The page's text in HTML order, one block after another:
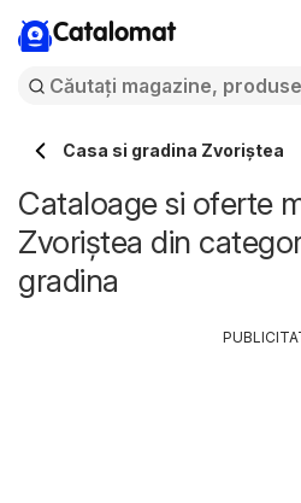
Catalomat
Casa si gradina Zvoriştea
Cataloage si oferte
Zvoriştea din
gradina